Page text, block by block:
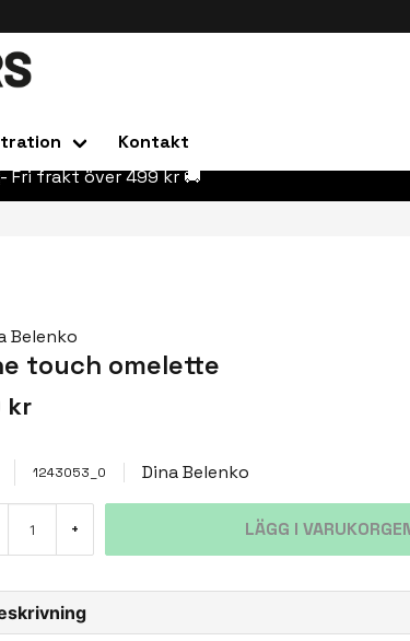
Kontakt
Fri frakt över 499 kr 🚚
Belenko
touch omelette
kr
1243053_0 Dina Belenko
+ LÄGG I